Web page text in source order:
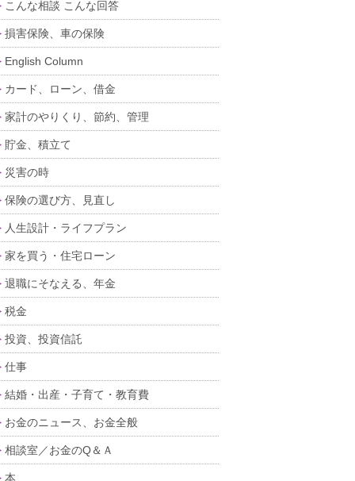
こんな相談 こんな回答
損害保険、車の保険
English Column
カード、ローン、借金
家計のやりくり、節約、管理
貯金、積立て
災害の時
保険の選び方、見直し
人生設計・ライフプラン
家を買う・住宅ローン
退職にそなえる、年金
税金
投資、投資信託
仕事
結婚・出産・子育て・教育費
お金のニュース、お金全般
相談室／お金のQ＆Ａ
本